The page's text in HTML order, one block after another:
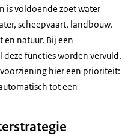
is voldoende zoet water
scheepvaart, landbouw,
natuur. Bij een
functies worden vervuld.
hier een prioriteit:
tot een